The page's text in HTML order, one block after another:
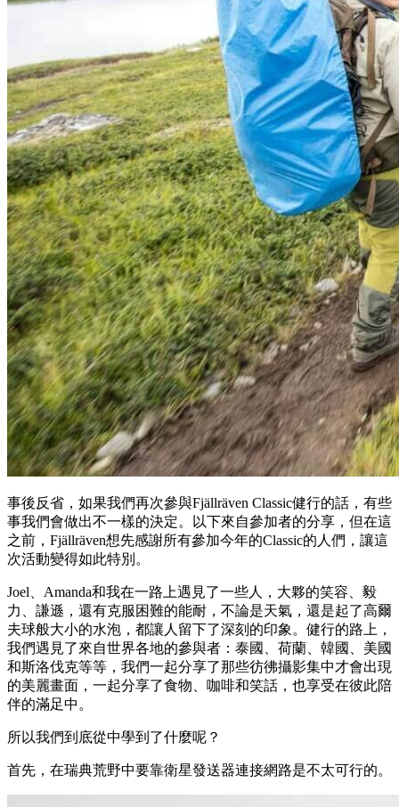
事後反省，如果我們再次參與Fjällräven Classic健行的話，有些
事我們會做出不一樣的決定。以下來自參加者的分享，但在這
之前，Fjällräven想先感謝所有參加今年的Classic的人們，讓這
次活動變得如此特別。
Joel、Amanda和我在一路上遇見了一些人，大夥的笑容、毅
力、謙遜，還有克服困難的能耐，不論是天氣，還是起了高爾
夫球般大小的水泡，都讓人留下了深刻的印象。健行的路上，
我們遇見了來自世界各地的參與者：泰國、荷蘭、韓國、美國
和斯洛伐克等等，我們一起分享了那些彷彿攝影集中才會出現
的美麗畫面，一起分享了食物、咖啡和笑話，也享受在彼此陪
伴的滿足中。
所以我們到底從中學到了什麼呢？
首先，在瑞典荒野中要靠衛星發送器連接網路是不太可行的。